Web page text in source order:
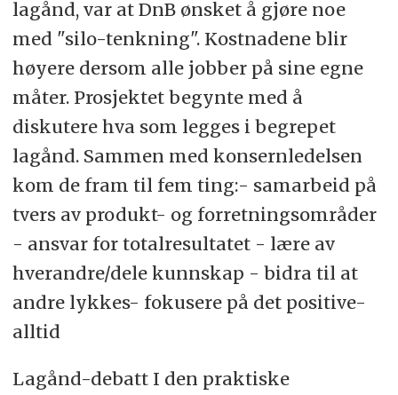
lagånd, var at DnB ønsket å gjøre noe
med "silo-tenkning". Kostnadene blir
høyere dersom alle jobber på sine egne
måter. Prosjektet begynte med å
diskutere hva som legges i begrepet
lagånd. Sammen med konsernledelsen
kom de fram til fem ting:- samarbeid på
tvers av produkt- og forretningsområder
- ansvar for totalresultatet - lære av
hverandre/dele kunnskap - bidra til at
andre lykkes- fokusere på det positive-
alltid
Lagånd-debatt I den praktiske